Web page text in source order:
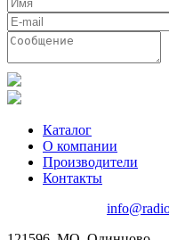
Каталог
О компании
Производители
Контакты